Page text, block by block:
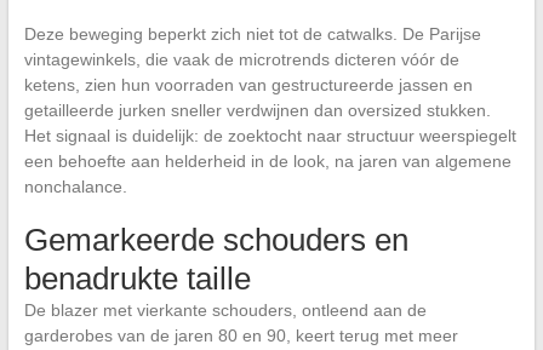
Deze beweging beperkt zich niet tot de catwalks. De Parijse
vintagewinkels, die vaak de microtrends dicteren vóór de
ketens, zien hun voorraden van gestructureerde jassen en
getailleerde jurken sneller verdwijnen dan oversized stukken.
Het signaal is duidelijk: de zoektocht naar structuur weerspiegelt
een behoefte aan helderheid in de look, na jaren van algemene
nonchalance.
Gemarkeerde schouders en
benadrukte taille
De blazer met vierkante schouders, ontleend aan de
garderobes van de jaren 80 en 90, keert terug met meer